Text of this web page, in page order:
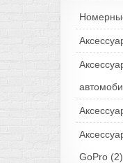
GoPro (2)